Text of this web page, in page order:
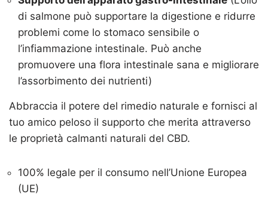
di salmone può supportare la digestione e ridurre
problemi come lo stomaco sensibile o
l’infiammazione intestinale. Può anche
promuovere una flora intestinale sana e migliorare
l’assorbimento dei nutrienti)
Abbraccia il potere del rimedio naturale e fornisci al
tuo amico peloso il supporto che merita attraverso
le proprietà calmanti naturali del CBD.
100% legale per il consumo nell’Unione Europea
(UE)